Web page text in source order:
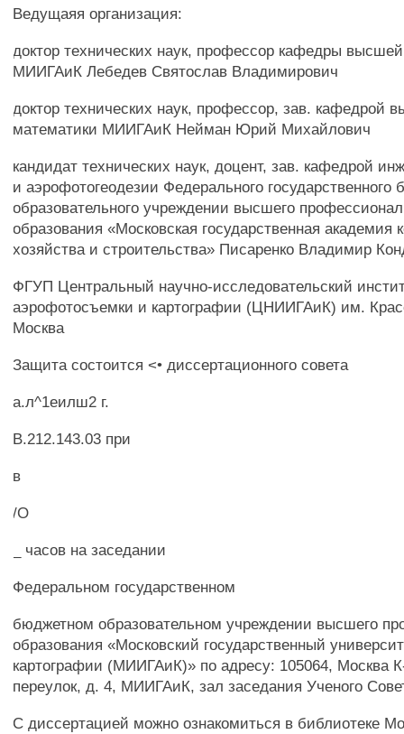
Ведущаяя организация:
доктор технических наук, профессор кафедры
МИИГАиК Лебедев Святослав Владимирович
доктор технических наук, профессор, зав. кафедрой
математики МИИГАиК Нейман Юрий Михайлович
кандидат технических наук, доцент, зав. кафедрой
и аэрофотогеодезии Федерального государственного
образовательного учреждении высшего
образования «Московская государственная академия
хозяйства и строительства» Писаренко Владимир
ФГУП Центральный научно-исследовательский
аэрофотосъемки и картографии (ЦНИИГАиК) им.
Москва
Защита состоится <• диссертационного совета
а.л^1еилш2 г.
В.212.143.03 при
в
/О
_ часов на заседании
Федеральном государственном
бюджетном образовательном учреждении высшего
образования «Московский государственный
картографии (МИИГАиК)» по адресу: 105064, Москва
переулок, д. 4, МИИГАиК, зал заседания Ученого
С диссертацией можно ознакомиться в библиотеке